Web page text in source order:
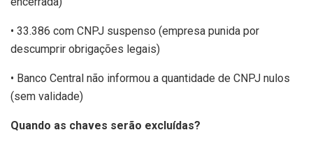
• 33.386 com CNPJ suspenso (empresa punida por
descumprir obrigações legais)
• Banco Central não informou a quantidade de CNPJ nulos
(sem validade)
Quando as chaves serão excluídas?